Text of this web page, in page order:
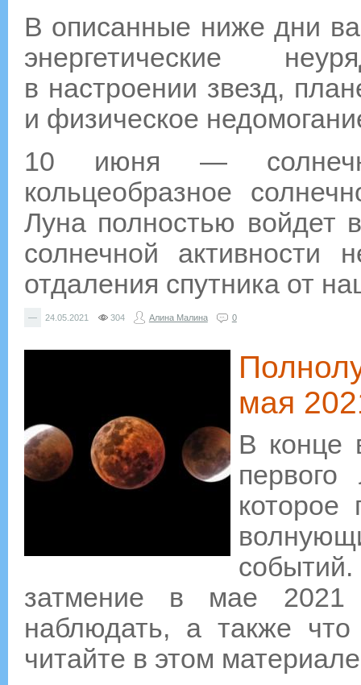
В описанные ниже дни
энергетические
в настроении звезд,
и физическое
10 июня —
кольцеобразное
Луна полностью войдет
солнечной активности
отдаления спутника от
— 24.05.2021 304 Алина Малина 0
мая
В конце
затмение в мае 2021
наблюдать, а также
читайте в этом